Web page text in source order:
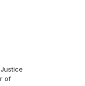
of